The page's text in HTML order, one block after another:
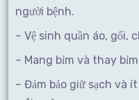
người bệnh.
– Vệ sinh quần áo, gối,
– Mang bỉm và thay
– Đảm bảo giữ sạch và